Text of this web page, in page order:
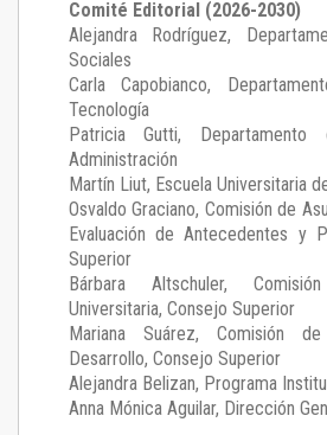
Comité Editorial (2026-2030)
Alejandra Rodríguez,
Sociales
Carla Capobianco,
Tecnología
Patricia Gutti, Departamento
Administración
Martín Liut, Escuela Universitaria
Osvaldo Graciano, Comisión de
Evaluación de Antecedentes y
Superior
Bárbara Altschuler,
Universitaria, Consejo Superior
Mariana Suárez, Comisión
Desarrollo, Consejo Superior
Alejandra Belizan, Programa
Anna Mónica Aguilar, Dirección